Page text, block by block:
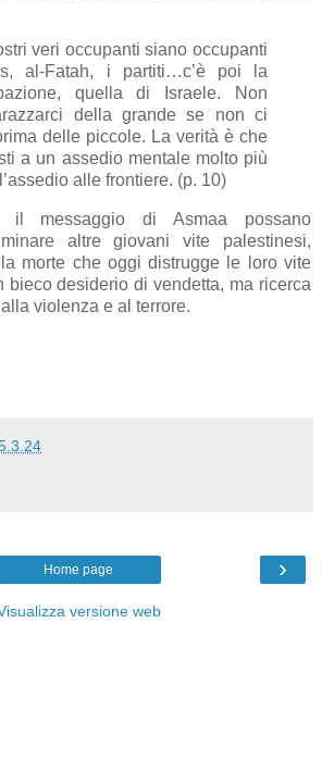
veri occupanti siano occupanti
al-Fatah, i partiti…c’è poi la
quella di Israele. Non
della grande se non ci
delle piccole. La verità è che
a un assedio mentale molto più
alle frontiere. (p. 10)
il messaggio di Asmaa possano
altre giovani vite palestinesi,
morte che oggi distrugge le loro vite
bieco desiderio di vendetta, ma ricerca
violenza e al terrore.
›
Home page
versione web